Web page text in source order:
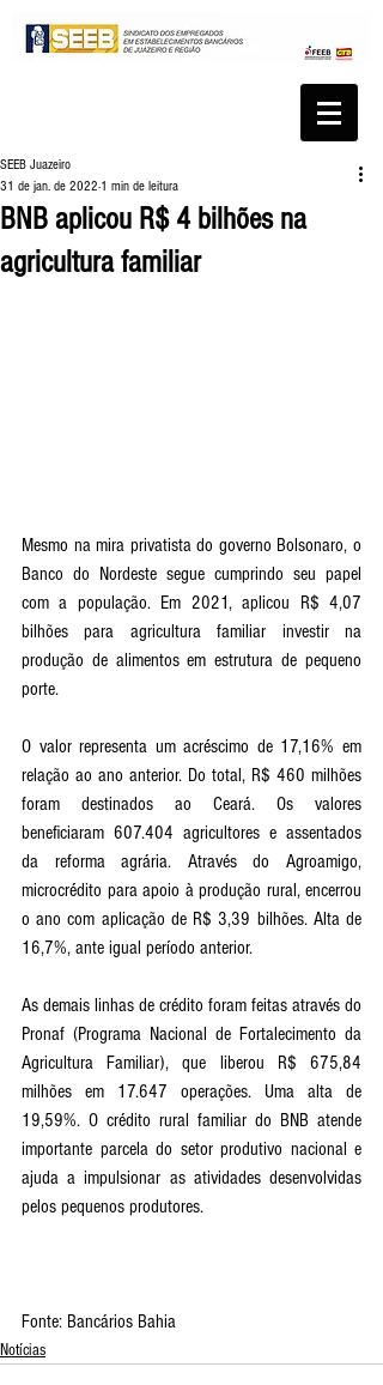
BNB aplicou R$ 4 bilhões na
agricultura familiar
SEEB Juazeiro
31 de jan. de 2022 1 min de leitura
Mesmo na mira privatista do governo Bolsonaro, o
Banco do Nordeste segue cumprindo seu papel
com a população. Em 2021, aplicou R$ 4,07
bilhões para agricultura familiar investir na
produção de alimentos em estrutura de pequeno
porte.
O valor representa um acréscimo de 17,16% em
relação ao ano anterior. Do total, R$ 460 milhões
foram destinados ao Ceará. Os valores
beneficiaram 607.404 agricultores e assentados
da reforma agrária. Através do Agroamigo,
microcrédito para apoio à produção rural, encerrou
o ano com aplicação de R$ 3,39 bilhões. Alta de
16,7%, ante igual período anterior.
As demais linhas de crédito foram feitas através do
Pronaf (Programa Nacional de Fortalecimento da
Agricultura Familiar), que liberou R$ 675,84
milhões em 17.647 operações. Uma alta de
19,59%. O crédito rural familiar do BNB atende
importante parcela do setor produtivo nacional e
ajuda a impulsionar as atividades desenvolvidas
pelos pequenos produtores.
Fonte: Bancários Bahia
Notícias